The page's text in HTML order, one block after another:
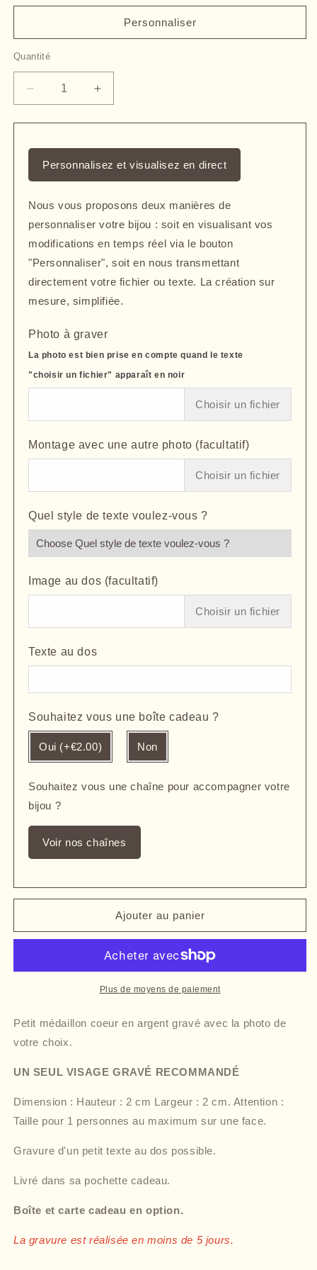
Personnaliser
Quantité
Quantité
Réduire
la
quantité
Petit
cœur
bombé
en
argent
gravé
avec
une
Augmenter
la
quantité
cœur
bombé
argent
gravé
avec
une
Personnalisez et visualisez en direct
Nous vous proposons deux manières de
personnaliser votre bijou : soit en visualisant vos
modifications en temps réel via le bouton
"Personnaliser", soit en nous transmettant
directement votre fichier ou texte. La création sur
mesure, simplifiée.
Photo à graver
La photo est bien prise en compte quand le texte
"choisir un fichier" apparaît en noir
Choisir un fichier
Montage avec une autre photo (facultatif)
Choisir un fichier
Quel style de texte voulez-vous ?
Image au dos (facultatif)
Choisir un fichier
Texte au dos
Souhaitez vous une boîte cadeau ?
Oui (+€2.00) Non
Souhaitez vous une chaîne pour accompagner votre
bijou ?
Voir nos chaînes
Ajouter au panier
Plus de moyens de paiement
Petit médaillon coeur en argent gravé avec la photo de
votre choix.
UN SEUL VISAGE GRAVÉ RECOMMANDÉ
Dimension : Hauteur : 2 cm Largeur : 2 cm. Attention :
Taille pour 1 personnes au maximum sur une face.
Gravure d'un petit texte au dos possible.
Livré dans sa pochette cadeau.
Boîte et carte cadeau en option.
La gravure est réalisée en moins de 5 jours.